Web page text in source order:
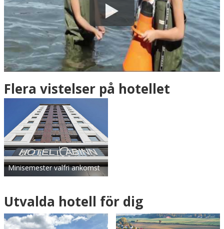
Flera vistelser på hotellet
Minisemester valfri ankomst
Utvalda hotell för dig